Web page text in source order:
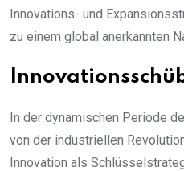
Innovations- und
zu einem global anerkannten
In der dynamischen Periode
von der industriellen
Innovation als